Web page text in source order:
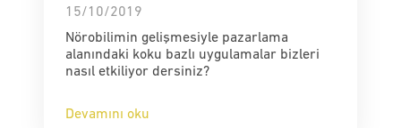
15/10/2019
Nörobilimin gelişmesiyle pazarlama
alanındaki koku bazlı uygulamalar bizleri
nasıl etkiliyor dersiniz?
Devamını oku